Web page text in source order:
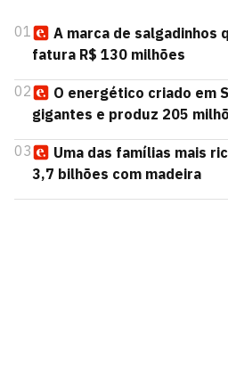
01
A marca de salgadinhos
fatura R$ 130 milhões
02
O energético criado em
gigantes e produz 205
03
Uma das famílias mais
3,7 bilhões com madeira